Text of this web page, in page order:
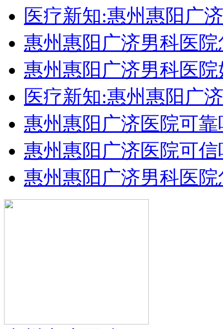
医疗新知:惠州惠阳广
惠州惠阳广济男科医院
惠州惠阳广济男科医院
医疗新知:惠州惠阳广
惠州惠阳广济医院可靠
惠州惠阳广济医院可信
惠州惠阳广济男科医院